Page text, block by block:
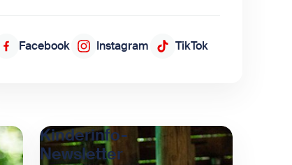
Folge uns auf Facebook
Facebook Folge uns auf Instagram
Instagram Folge uns auf TikTok
TikTok
Kinderinfo-
Newsletter